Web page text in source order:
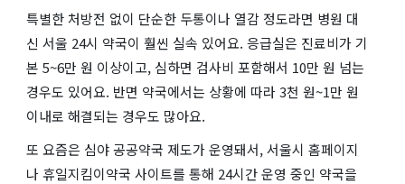
특별한 처방전 없이 단순한 두통이나 열감 정도라면 병원 대
신 서울 24시 약국이 훨씬 실속 있어요. 응급실은 진료비가 기
본 5~6만 원 이상이고, 심하면 검사비 포함해서 10만 원 넘는
경우도 있어요. 반면 약국에서는 상황에 따라 3천 원~1만 원
이내로 해결되는 경우도 많아요.
또 요즘은 심야 공공약국 제도가 운영돼서, 서울시 홈페이지
나 휴일지킴이약국 사이트를 통해 24시간 운영 중인 약국을